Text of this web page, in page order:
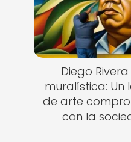
Diego
muralística: Un
de arte
con la